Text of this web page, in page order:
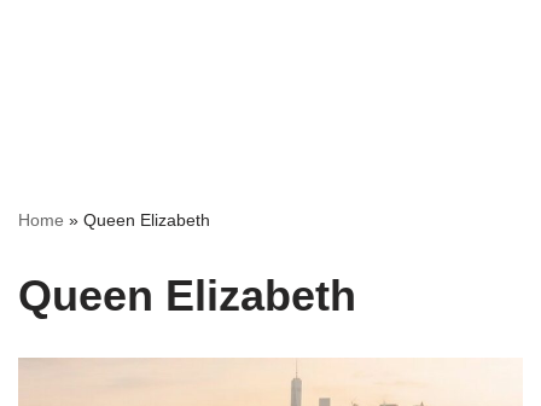
Home » Queen Elizabeth
Queen Elizabeth